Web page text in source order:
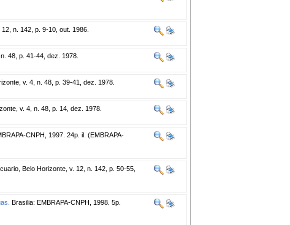
n. 142, p. 9-10, out. 1986.
48, p. 41-44, dez. 1978.
v. 4, n. 48, p. 39-41, dez. 1978.
v. 4, n. 48, p. 14, dez. 1978.
CNPH, 1997. 24p. il. (EMBRAPA-
Belo Horizonte, v. 12, n. 142, p. 50-55,
Brasilia: EMBRAPA-CNPH, 1998. 5p.